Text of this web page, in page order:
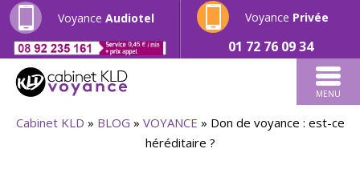
Voyance Audiotel Voyance Privée
01 72 76 09 34
MENU
Cabinet KLD » BLOG » VOYANCE » Don de voyance : est-ce
héréditaire ?